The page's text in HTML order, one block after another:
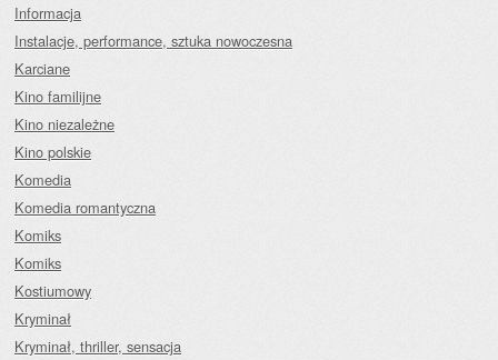
Informacja
Instalacje, performance, sztuka nowoczesna
Karciane
Kino familijne
Kino niezależne
Kino polskie
Komedia
Komedia romantyczna
Komiks
Komiks
Kostiumowy
Kryminał
Kryminał, thriller, sensacja